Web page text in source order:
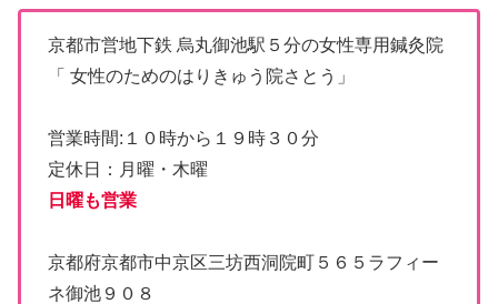
京都市営地下鉄 烏丸御池駅５分の女性専用鍼灸院
「 女性のためのはりきゅう院さとう」
営業時間:１０時から１９時３０分
定休日：月曜・木曜
日曜も営業
京都府京都市中京区三坊西洞院町５６５ラフィー
ネ御池９０８